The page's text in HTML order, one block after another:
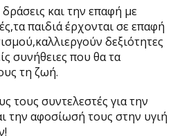
και την επαφή με
παιδιά έρχονται σε επαφή
δεξιότητες
συνήθειες που θα τα
τη ζωή.
τους συντελεστές για την
την αφοσίωσή τους στην υγιή